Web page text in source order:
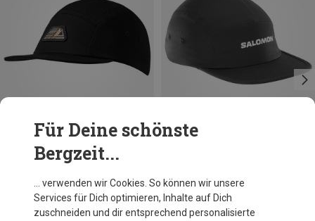
Du sparst 31%
Für Deine schönste
Bergzeit...
… verwenden wir Cookies. So können wir unsere
Services für Dich optimieren, Inhalte auf Dich
zuschneiden und dir entsprechend personalisierte